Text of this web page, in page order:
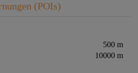
(POIs)
500 m
10000 m